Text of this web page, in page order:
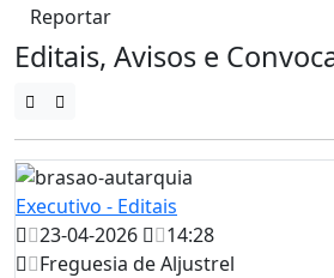
Reportar
Editais, Avisos e
Executivo - Editais
23-04-2026
14:28
Freguesia de Aljustrel